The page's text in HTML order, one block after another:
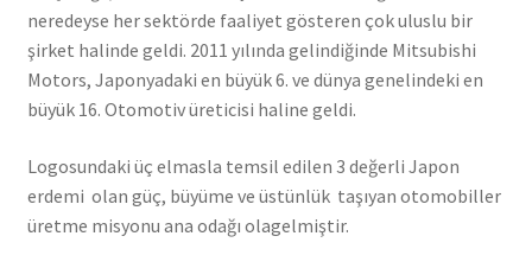
neredeyse her sektörde faaliyet gösteren çok uluslu bir
şirket halinde geldi. 2011 yılında gelindiğinde Mitsubishi
Motors, Japonyadaki en büyük 6. ve dünya genelindeki en
büyük 16. Otomotiv üreticisi haline geldi.
Logosundaki üç elmasla temsil edilen 3 değerli Japon
erdemi olan güç, büyüme ve üstünlük taşıyan otomobiller
üretme misyonu ana odağı olagelmiştir.